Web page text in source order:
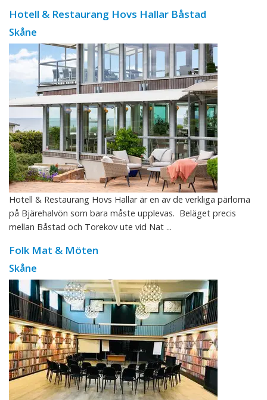
Hotell & Restaurang Hovs Hallar Båstad
Skåne
Hotell & Restaurang Hovs Hallar är en av de verkliga pärlorna
på Bjärehalvön som bara måste upplevas. Beläget precis
mellan Båstad och Torekov ute vid Nat ...
Folk Mat & Möten
Skåne